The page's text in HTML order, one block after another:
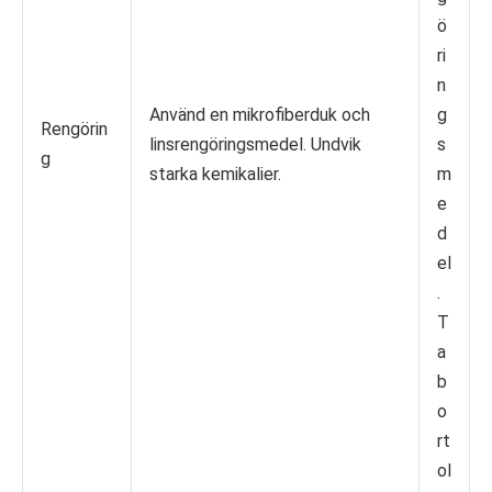
Rengörin
g
Använd en mikrofiberduk och
linsrengöringsmedel. Undvik
starka kemikalier.
ö
ri
n
g
s
m
e
d
el
.
T
a
b
o
rt
ol